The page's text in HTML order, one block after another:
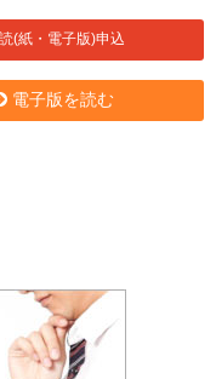
(紙・電子版)申込
電子版を読む